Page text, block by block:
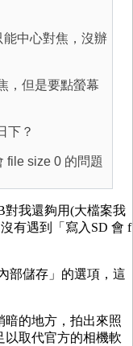
中心對焦，沒辦
，但是要點螢幕
下？
file size 0 的問題
對我還夠用(大檔案我
有遇到「寫入SD 會 f
部儲存」的選項，這
暗的地方，拍出來照
以取代官方的相機軟